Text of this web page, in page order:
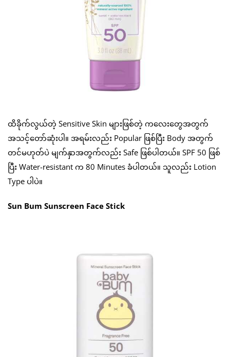
ထိခိုက်လွယ်တဲ့ Sensitive Skin များဖြစ်တဲ့ ကလေးတွေအတွက်
အသင့်တော်ဆုံးပါ။ အရမ်းလည်း Popular ဖြစ်ပြီး Body အတွက်
တင်မဟုတ်ပဲ မျက်နှာအတွက်လည်း Safe ဖြစ်ပါတယ်။ SPF 50 ဖြစ်
ပြီး Water-resistant က 80 Minutes ခံပါတယ်။ သူလည်း Lotion
Type ပါပဲ။
Sun Bum Sunscreen Face Stick